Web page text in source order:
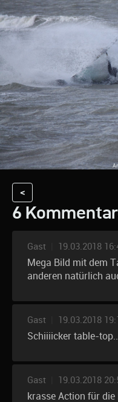
<
6
Gast 19.03.2018
Mega Bild mit dem
anderen natürlich
Gast 19.03.2018
Schiiiicker table-
Gast 19.03.2018
krasse Action für die